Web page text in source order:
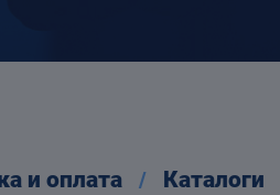
и оплата Каталоги